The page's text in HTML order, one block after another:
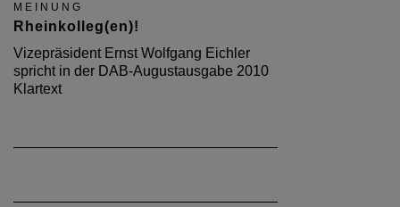
MEINUNG
Rheinkolleg(en)!
Vizepräsident Ernst Wolfgang Eichler
spricht in der DAB-Augustausgabe 2010
Klartext